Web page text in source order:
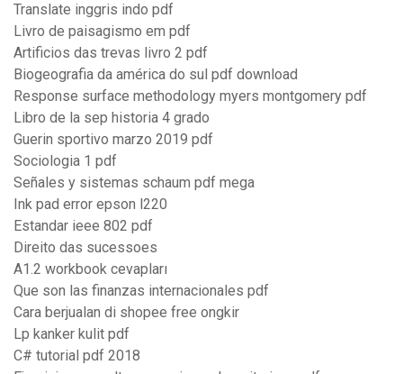
Translate inggris indo pdf
Livro de paisagismo em pdf
Artificios das trevas livro 2 pdf
Biogeografia da américa do sul pdf download
Response surface methodology myers montgomery pdf
Libro de la sep historia 4 grado
Guerin sportivo marzo 2019 pdf
Sociologia 1 pdf
Señales y sistemas schaum pdf mega
Ink pad error epson l220
Estandar ieee 802 pdf
Direito das sucessoes
A1.2 workbook cevapları
Que son las finanzas internacionales pdf
Cara berjualan di shopee free ongkir
Lp kanker kulit pdf
C# tutorial pdf 2018